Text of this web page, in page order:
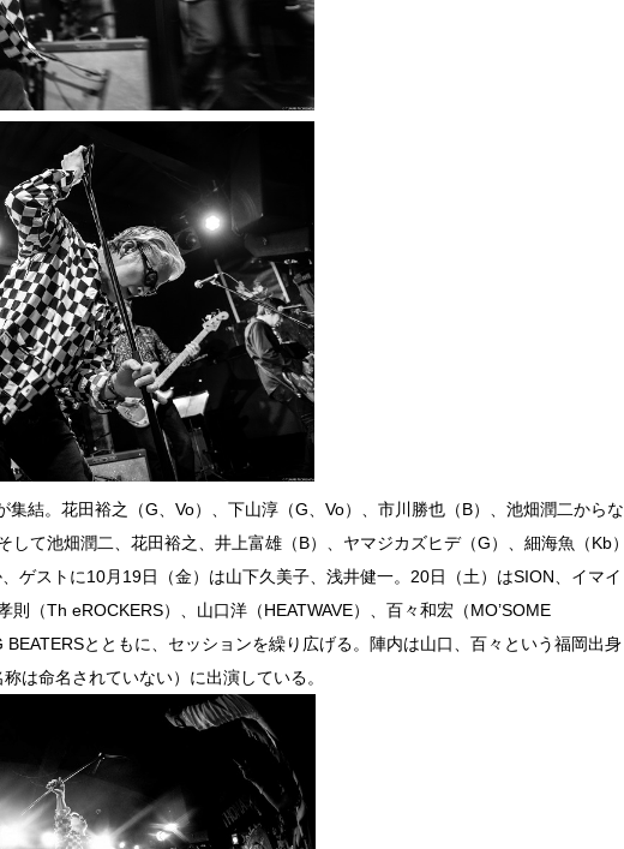
集結。花田裕之（G、Vo）、下山淳（G、Vo）、市川勝也（B）、池畑潤二からな
して池畑潤二、花田裕之、井上富雄（B）、ヤマジカズヒデ（G）、細海魚（Kb）
ゲストに10月19日（金）は山下久美子、浅井健一。20日（土）はSION、イマイ
則（Th eROCKERS）、山口洋（HEATWAVE）、百々和宏（MO’SOME
BEATERSとともに、セッションを繰り広げる。陣内は山口、百々という福岡出身
は命名されていない）に出演している。